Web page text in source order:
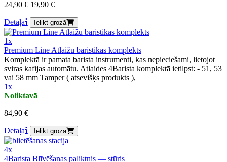
24,90 € 19,90 €
Detaļa Ielikt grozā
1x
Premium Line Atlaižu baristikas komplekts
Komplektā ir pamata barista instrumenti, kas nepieciešami, lietojot
sviras kafijas automātu. Atlaides 4Barista komplektā ietilpst: - 51, 53
vai 58 mm Tamper ( atsevišķs produkts ),
1x
Noliktavā
84,90 €
Detaļa Ielikt grozā
4x
4Barista Blīvēšanas paliktnis — stūris